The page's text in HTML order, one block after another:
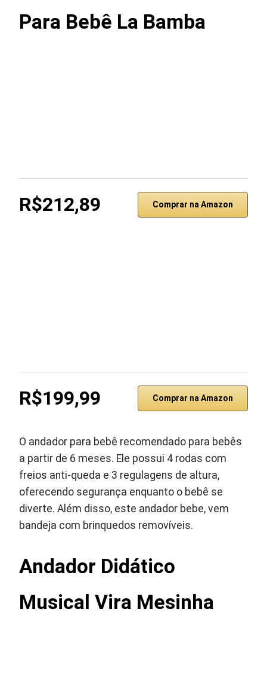
Para Bebê La Bamba
R$212,89 Comprar na Amazon
R$199,99 Comprar na Amazon
O andador para bebê recomendado para bebês
a partir de 6 meses. Ele possui 4 rodas com
freios anti-queda e 3 regulagens de altura,
oferecendo segurança enquanto o bebê se
diverte. Além disso, este andador bebe, vem
bandeja com brinquedos removíveis.
Andador Didático
Musical Vira Mesinha